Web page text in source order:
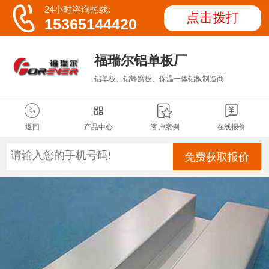
 24小时咨询热线:
15365144420 点击拨打
福瑞尔铝单板厂
铝单板、铝蜂窝板、保温一体铝板制造商

返回

产品中心

客户案例

在线报价
免费获取报价